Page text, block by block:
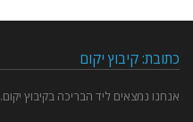
כתובת: קיבוץ יקום
אנחנו נמצאים ליד הבריכה בקיבוץ יקום.